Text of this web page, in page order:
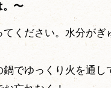
。〜
ください。水分がぎ
でゆっくり火を通し